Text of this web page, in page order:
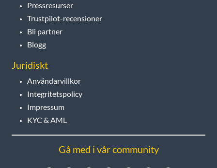
Pressresurser
Trustpilot-recensioner
Bli partner
Blogg
Juridiskt
Användarvillkor
Integritetspolicy
Impressum
KYC & AML
Gå med i vår community